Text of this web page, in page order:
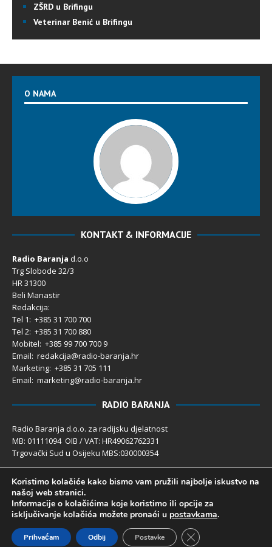
ZŠRD u Brifingu
Veterinar Benić u Brifingu
O NAMA
KONTAKT & INFORMACIJE
Radio Baranja d.o.o
Trg Slobode 32/3
HR 31300
Beli Manastir
Redakcija:
Tel 1: +385 31 700 700
Tel 2: +385 31 700 880
Mobitel: +385 99 700 700 9
Email: redakcija@radio-baranja.hr
Marketing: +385 31 705 111
Email: marketing@radio-baranja.hr
RADIO BARANJA
Radio Baranja d.o.o. za radijsku djelatnost
MB: 01111094 OIB / VAT: HR49062762331
Trgovački Sud u Osijeku MBS:030000354
Temeljni kapital 2.600,00 € uplaćen u cijelosti
Poslovni račun PBZ: 2340009-1100121402
IBAN: HR4123400091100121402
Uprava društva: Ivanka Rusan
Koristimo kolačiće kako bismo vam pružili najbolje iskustvo na
našoj web stranici.
Informacije o kolačićima koje koristimo ili opcije za
isključivanje kolačića možete pronaći u postavkama.
Prihvaćam Odbij Postavke Close GDPR Cookie